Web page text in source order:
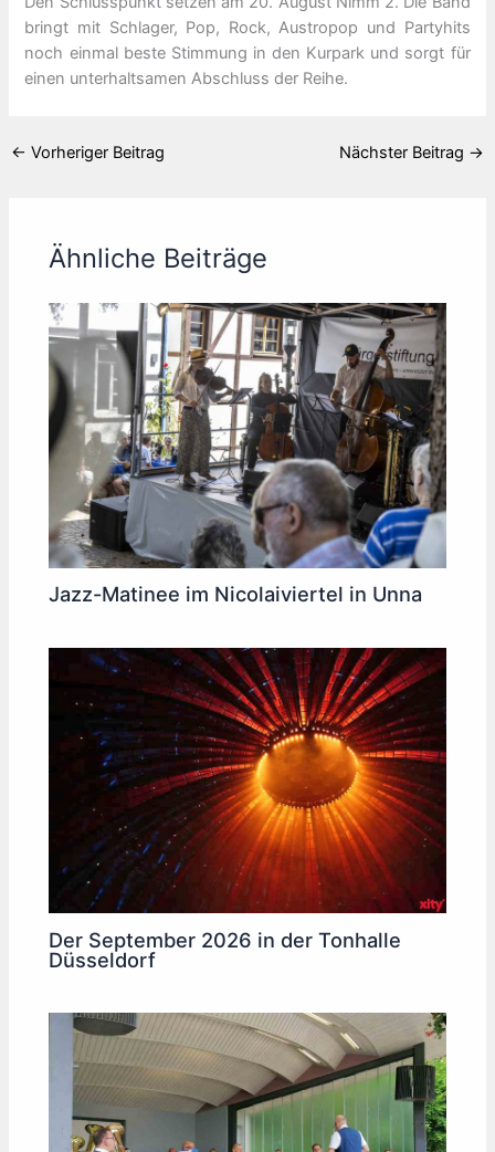
bringt mit Schlager, Pop, Rock, Austropop und Partyhits
noch einmal beste Stimmung in den Kurpark und sorgt für
einen unterhaltsamen Abschluss der Reihe.
← Vorheriger Beitrag Nächster Beitrag →
Ähnliche Beiträge
Jazz-Matinee im Nicolaiviertel in Unna
Der September 2026 in der Tonhalle
Düsseldorf